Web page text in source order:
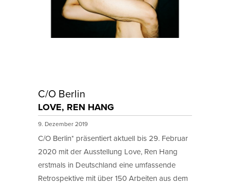
C/O Berlin
LOVE, REN HANG
9. Dezember 2019
C/O Berlin* präsentiert aktuell bis 29. Februar
2020 mit der Ausstellung Love, Ren Hang
erstmals in Deutschland eine umfassende
Retrospektive mit über 150 Arbeiten aus dem